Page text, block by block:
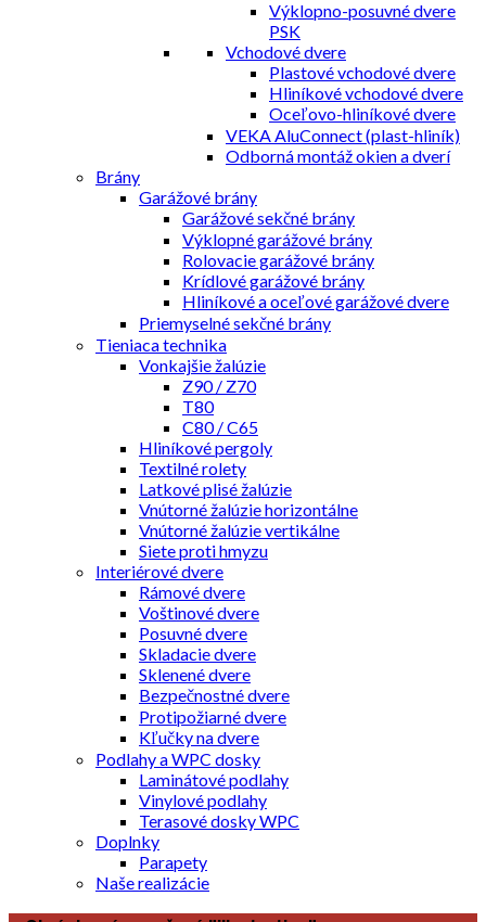
Výklopno-posuvné dvere
PSK
Vchodové dvere
Plastové vchodové dvere
Hliníkové vchodové dvere
Oceľovo-hliníkové dvere
VEKA AluConnect (plast-hliník)
Odborná montáž okien a dverí
Brány
Garážové brány
Garážové sekčné brány
Výklopné garážové brány
Rolovacie garážové brány
Krídlové garážové brány
Hliníkové a oceľové garážové dvere
Priemyselné sekčné brány
Tieniaca technika
Vonkajšie žalúzie
Z90 / Z70
T80
C80 / C65
Hliníkové pergoly
Textilné rolety
Latkové plisé žalúzie
Vnútorné žalúzie horizontálne
Vnútorné žalúzie vertikálne
Siete proti hmyzu
Interiérové dvere
Rámové dvere
Voštinové dvere
Posuvné dvere
Skladacie dvere
Sklenené dvere
Bezpečnostné dvere
Protipožiarné dvere
Kľučky na dvere
Podlahy a WPC dosky
Laminátové podlahy
Vinylové podlahy
Terasové dosky WPC
Doplnky
Parapety
Naše realizácie